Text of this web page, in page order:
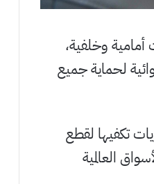
وخلفية،
لحماية جميع
كما زودت ببطاريات تكفيها لقطع
الأسواق العالمية